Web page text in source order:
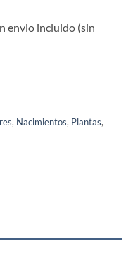
envio incluido (sin
, Nacimientos, Plantas,